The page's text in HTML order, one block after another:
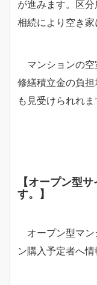
が進みます。区分
相続により空き家
マンションの空
修繕積立金の負
も見受けられれま
【オープン型
す。】
オープン型マン
ン購入予定者へ情